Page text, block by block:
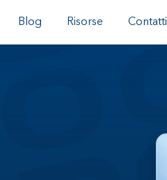
Blog Risorse Contatti